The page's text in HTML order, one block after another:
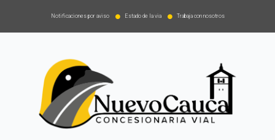
Notificaciones por aviso Estado de la via Trabaja con nosotros